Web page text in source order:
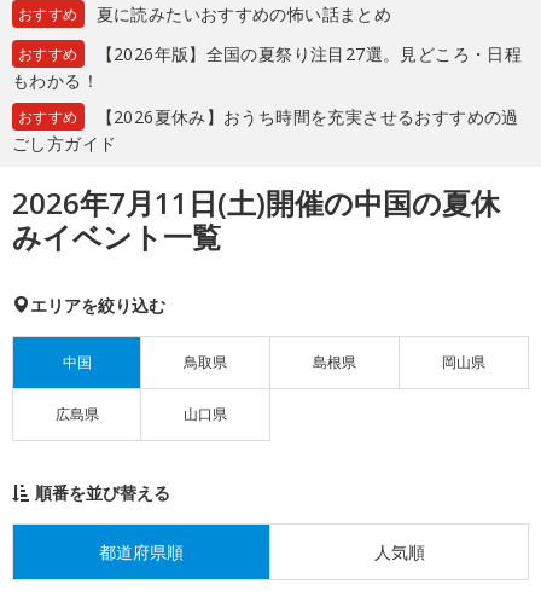
おすすめ 夏に読みたいおすすめの怖い話まとめ
おすすめ
【2026年版】全国の夏祭り注目27選。見どころ・日程
もわかる！
おすすめ
【2026夏休み】おうち時間を充実させるおすすめの過
ごし方ガイド
2026年7月11日(土)開催の中国の夏休
みイベント一覧
エリアを絞り込む
中国 鳥取県 島根県 岡山県
広島県 山口県
順番を並び替える
都道府県順 人気順